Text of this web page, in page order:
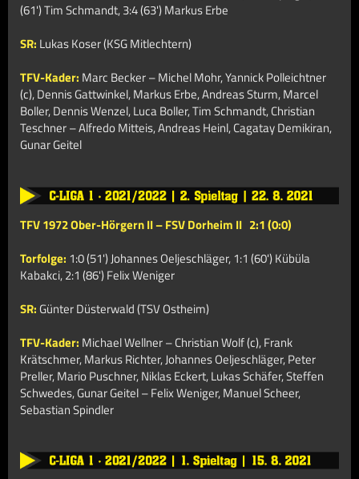
(61') Tim Schmandt, 3:4 (63') Markus Erbe
SR: Lukas Koser (KSG Mitlechtern)
TFV-Kader: Marc Becker – Michel Mohr, Yannick Polleichtner
(c), Dennis Gattwinkel, Markus Erbe, Andreas Sturm, Marcel
Boller, Dennis Wenzel, Luca Boller, Tim Schmandt, Christian
Teschner – Alfredo Mitteis, Andreas Heinl, Cagatay Demikiran,
Gunar Geitel
TFV 1972 Ober-Hörgern II – FSV Dorheim II 2:1 (0:0)
Torfolge: 1:0 (51') Johannes Oeljeschläger, 1:1 (60') Kübüla
Kabakci, 2:1 (86') Felix Weniger
SR: Günter Düsterwald (TSV Ostheim)
TFV-Kader: Michael Wellner – Christian Wolf (c), Frank
Krätschmer, Markus Richter, Johannes Oeljeschläger, Peter
Preller, Mario Puschner, Niklas Eckert, Lukas Schäfer, Steffen
Schwedes, Gunar Geitel – Felix Weniger, Manuel Scheer,
Sebastian Spindler